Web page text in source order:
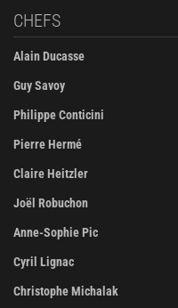
CHEFS
Alain Ducasse
Guy Savoy
Philippe Conticini
Pierre Hermé
Claire Heitzler
Joël Robuchon
Anne-Sophie Pic
Cyril Lignac
Christophe Michalak